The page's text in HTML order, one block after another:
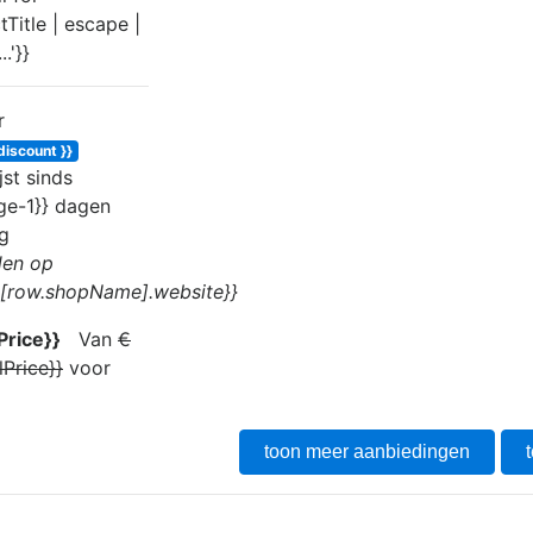
}}
sinds
1}} dagen
op
Van €
voor
toon meer aanbiedingen